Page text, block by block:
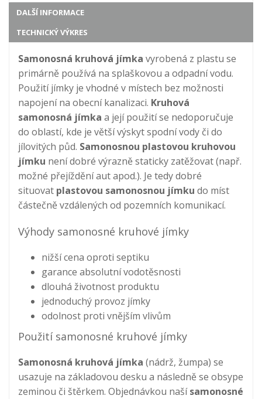
DALŠÍ INFORMACE
TECHNICKÝ VÝKRES
Samonosná kruhová jímka vyrobená z plastu se
primárně používá na splaškovou a odpadní vodu.
Použití jímky je vhodné v místech bez možnosti
napojení na obecní kanalizaci. Kruhová
samonosná jímka a její použití se nedoporučuje
do oblastí, kde je větší výskyt spodní vody či do
jílovitých půd. Samonosnou plastovou kruhovou
jímku není dobré výrazně staticky zatěžovat (např.
možné přejíždění aut apod.). Je tedy dobré
situovat plastovou samonosnou jímku do míst
částečně vzdálených od pozemních komunikací.
Výhody samonosné kruhové jímky
nižší cena oproti septiku
garance absolutní vodotěsnosti
dlouhá životnost produktu
jednoduchý provoz jímky
odolnost proti vnějším vlivům
Použití samonosné kruhové jímky
Samonosná kruhová jímka (nádrž, žumpa) se
usazuje na základovou desku a následně se obsype
zeminou či štěrkem. Objednávkou našísamonosné